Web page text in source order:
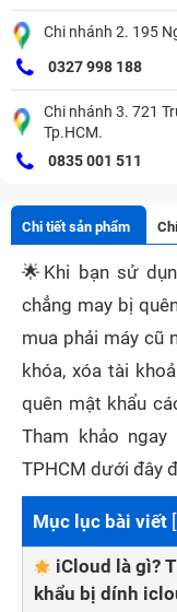
Chi nhánh 2. 195
0327 998 188
Chi nhánh 3. 721
Tp.HCM.
0835 001 511
Chi tiết sản phẩm
🌟 Khi bạn sử
chẳng may bị
mua phải máy cũ
khóa, xóa tài
quên mật khẩu
Tham khảo
TPHCM dưới đây
Mục lục bài viết [
iCloud là gì?
khẩu bị dính